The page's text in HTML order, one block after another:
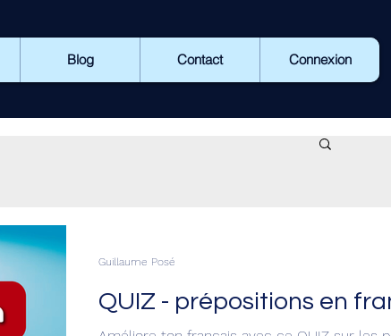
Blog Contact Connexion
QUIZ - prépositions en
Guillaume Posé